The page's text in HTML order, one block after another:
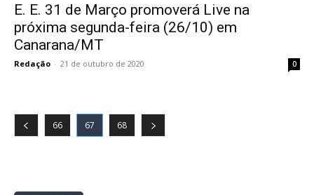
E. E. 31 de Março promoverá Live na
próxima segunda-feira (26/10) em
Canarana/MT
Redação - 21 de outubro de 2020 0
66 67 68